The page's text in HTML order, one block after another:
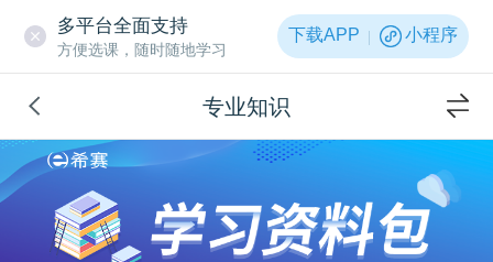
多平台全面支持
方便选课，随时随地学习
下载APP 小程序
专业知识